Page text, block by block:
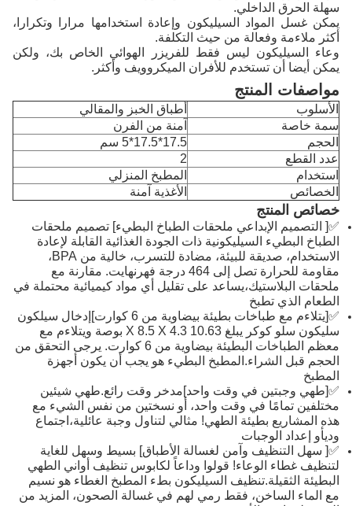
سهلة الحرق الداخلي.
يمكن غسل المواد السيليكون وإعادة استخدامها مرارا وتكرارا،
أكثر ملاءمة وفعالة من حيث التكلفة.
وعاء السيليكون ليس فقط للفريزر الهوائي الخاص بك، ولكن
يمكن أيضا أن تستخدم للأفران الميكروويف وأكثر.
مواصفات المنتج
الأسلوب
أطباق الخبز والمقالي
سمة خاصة
آمنة من الفرن
الحجم
17.5*17.5*5 سم
عدد القطع
2
استخدام
المطبخ المنزلي
الخصائص
الأغذية آمنة
خصائص المنتج
✅[ التصميم الإبداعي ملحقات الطباخ البطيء] تصميم ملحقات
الطباخ البطيء السيليكونية ذات الجودة الغذائية القابلة لإعادة
الاستخدام، صديقة للبيئة، مضادة للتسرب، خالية من BPA،
مقاومة للحرارة تصل إلى 464 درجة فهرنهايت. مقارنة مع
ملحقات البلاستيك،يساعد على تقليل أي مواد كيميائية محتملة في
الطعام الذي تطبخ
✅[يتلاءم مع طباخات بطيئة بيضاوية من 6 كوارت]إدخال سيلكون
سليكون سلو كوكر يبلغ 10.63 X 8.5 X 4.3 بوصة ويتلاءم مع
معظم الطباخات البطيئة بيضاوية من 6 كوارت. يرجى التحقق من
الحجم قبل الشراء.المطبخ البطيء هو يجب أن يكون أجهزة
المطبخ
✅[طهي وجبتين في وقت واحد]مدخر وقت رائع.طهي شيئين
مختلفين تمامًا في وقت واحد، أو نسختين من نفس الشيء مع
هذه المشاريع بطيئة الطهي! مثالي لتناول وجبة عائلية،اجتماع
وديأو إعداد الوجبات
✅[ سهل التنظيف وآمن لغسالة الأطباق] بسيط وسهل للغاية
لتنظيف غطاء الوعاء! قولوا وداعاً لكابوس تنظيف أواني الطهي
البطيئة الثقيلة.تنظيف السيليكون بطء المطبخ الغطاء هو نسيم
مع الماء الساخن، فقط رمي لهم في غسالة الصحون، المزيد من